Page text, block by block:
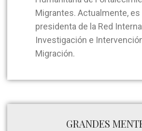
Migrantes. Actualmente, es
presidenta de la Red
Investigación e
Migración.
GRANDES